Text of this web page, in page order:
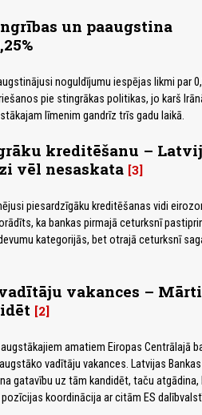
un paaugstina
noguldījumu iespējas likmi par
pie stingrākas politikas, jo karš
līmenim gandrīz trīs gadu laikā.
kreditēšanu –
vēl nesaskata 3
piesardzīgāku kreditēšanas vidi
ka bankas pirmajā ceturksnī
kategorijās, bet otrajā ceturksnī
vakances –
2
amatiem Eiropas Centrālajā
vadītāju vakances. Latvijas Bankas
gatavību uz tām kandidēt, taču atgādina,
koordinācija ar citām ES